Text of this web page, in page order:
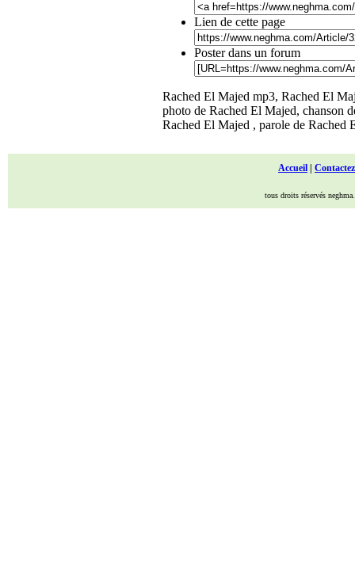
Lien de cette page
Poster dans un forum
Rached El Majed mp3, Rached El
photo de Rached El Majed, chanson
Rached El Majed , parole de Rached
Accueil
tous droits réservés